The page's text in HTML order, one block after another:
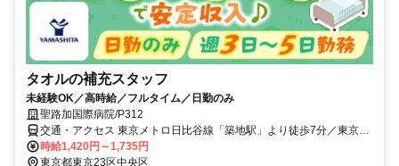
タオルの補充スタッフ
未経験OK／高時給／フルタイム／日勤のみ
聖路加国際病院/P312
交通・アクセス 東京メトロ日比谷線「築地駅」より徒歩7分／東京メ
トロ有楽町線「新富町駅」より徒歩8分
時給1,420円～1,735円
東京都東京23区中央区